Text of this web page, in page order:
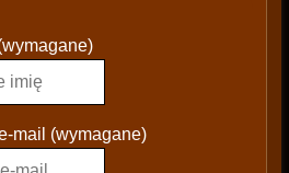
mail (wymagane)